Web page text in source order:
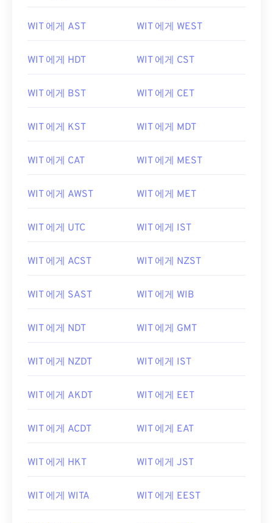
WIT 에게 AST WIT 에게 WEST
WIT 에게 HDT WIT 에게 CST
WIT 에게 BST WIT 에게 CET
WIT 에게 KST WIT 에게 MDT
WIT 에게 CAT WIT 에게 MEST
WIT 에게 AWST WIT 에게 MET
WIT 에게 UTC WIT 에게 IST
WIT 에게 ACST WIT 에게 NZST
WIT 에게 SAST WIT 에게 WIB
WIT 에게 NDT WIT 에게 GMT
WIT 에게 NZDT WIT 에게 IST
WIT 에게 AKDT WIT 에게 EET
WIT 에게 ACDT WIT 에게 EAT
WIT 에게 HKT WIT 에게 JST
WIT 에게 WITA WIT 에게 EEST